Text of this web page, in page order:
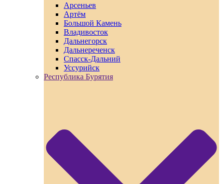
Арсеньев
Артём
Большой Камень
Владивосток
Дальнегорск
Дальнереченск
Спасск-Дальний
Уссурийск
Республика Бурятия